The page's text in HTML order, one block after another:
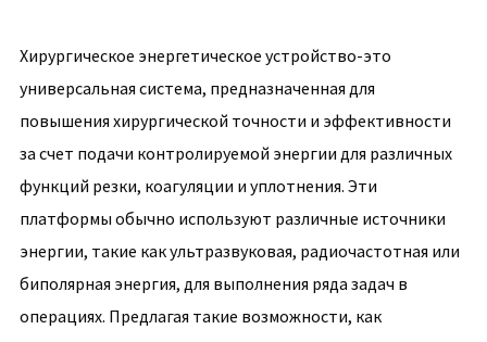
Хирургическое энергетическое устройство-это
универсальная система, предназначенная для
повышения хирургической точности и эффективности
за счет подачи контролируемой энергии для различных
функций резки, коагуляции и уплотнения. Эти
платформы обычно используют различные источники
энергии, такие как ультразвуковая, радиочастотная или
биполярная энергия, для выполнения ряда задач в
операциях. Предлагая такие возможности, как